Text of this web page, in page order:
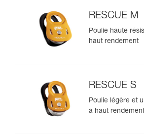
RESCUE M
Poulie haute
haut rendement
RESCUE S
Poulie légère et
à haut rendement